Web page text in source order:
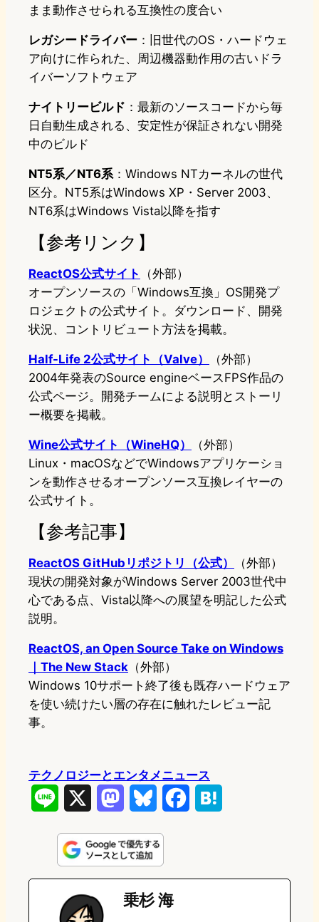
まま動作させられる互換性の度合い
レガシードライバー ：旧世代のOS・ハードウェ
ア向けに作られた、周辺機器動作用の古いドラ
イバーソフトウェア
ナイトリービルド ：最新のソースコードから毎
日自動生成される、安定性が保証されない開発
中のビルド
NT5系／NT6系：Windows NTカーネルの世代
区分。NT5系はWindows XP・Server 2003、
NT6系はWindows Vista以降を指す
【参考リンク】
ReactOS公式サイト
（外部）
オープンソースの「Windows互換」OS開発プ
ロジェクトの公式サイト。ダウンロード、開発
状況、コントリビュート方法を掲載。
Half-Life 2公式サイト（Valve）
（外部）
2004年発表のSource engineベースFPS作品の
公式ページ。開発チームによる説明とストーリ
ー概要を掲載。
Wine公式サイト（WineHQ）
（外部）
Linux・macOSなどでWindowsアプリケーショ
ンを動作させるオープンソース互換レイヤーの
公式サイト。
【参考記事】
ReactOS GitHubリポジトリ（公式）
（外部）
現状の開発対象がWindows Server 2003世代中
心である点、Vista以降への展望を明記した公式
説明。
ReactOS, an Open Source Take on Windows
｜The New Stack （外部）
Windows 10サポート終了後も既存ハードウェア
を使い続けたい層の存在に触れたレビュー記
事。
テクノロジーとエンタメニュース
n
e
s
t
o
u
e
s
e
e
乗杉 海